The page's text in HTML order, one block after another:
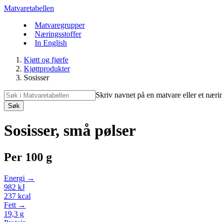
Matvaretabellen
Matvaregrupper
Næringsstoffer
In English
Kjøtt og fjørfe
Kjøttprodukter
Sosisser
Skriv navnet på en matvare eller et
Søk
Sosisser, små pølser
Per 100 g
Energi →
982 kJ
237 kcal
Fett →
19,3 g